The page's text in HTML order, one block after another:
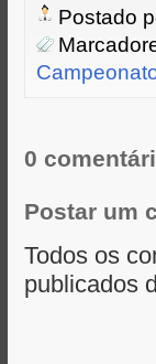
n
t
t
e
r
e
b
o
o
Postado
0
Postar um
Todos os
publicados